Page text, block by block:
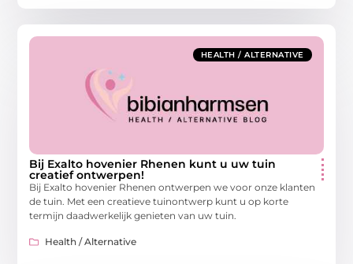
HEALTH / ALTERNATIVE
Bij Exalto hovenier Rhenen kunt u uw tuin
creatief ontwerpen!
Bij Exalto hovenier Rhenen ontwerpen we voor onze klanten
de tuin. Met een creatieve tuinontwerp kunt u op korte
termijn daadwerkelijk genieten van uw tuin.
Health / Alternative